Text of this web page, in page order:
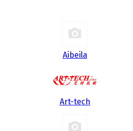
Aibeila
Art-tech